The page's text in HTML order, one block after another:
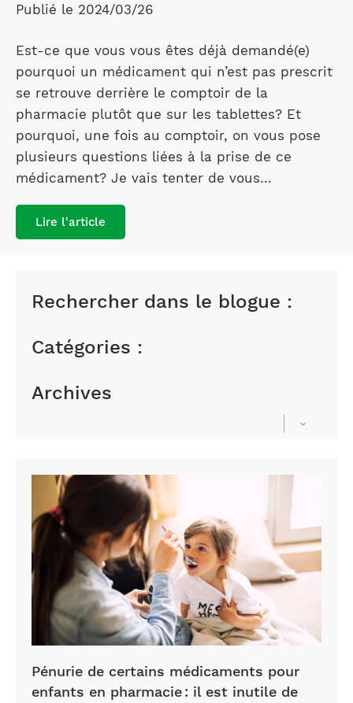
Publié le 2024/03/26
Est-ce que vous vous êtes déjà demandé(e)
pourquoi un médicament qui n’est pas prescrit
se retrouve derrière le comptoir de la
pharmacie plutôt que sur les tablettes? Et
pourquoi, une fois au comptoir, on vous pose
plusieurs questions liées à la prise de ce
médicament? Je vais tenter de vous…
Lire l'article
Rechercher dans le blogue :
Catégories :
Archives
Pénurie de certains médicaments pour
enfants en pharmacie : il est inutile de